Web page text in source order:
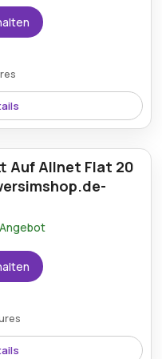
des Deals über
von einem
kostenlose Anrufe
Auf Allnet Flat 20